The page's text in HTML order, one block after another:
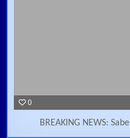
0
BREAKING NEWS: